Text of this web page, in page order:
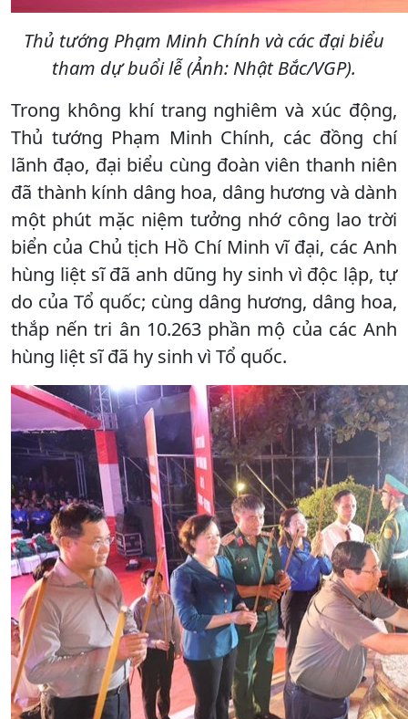
Thủ tướng Phạm Minh Chính và các đại biểu
tham dự buổi lễ (Ảnh: Nhật Bắc/VGP).
Trong không khí trang nghiêm và xúc động,
Thủ tướng Phạm Minh Chính, các đồng chí
lãnh đạo, đại biểu cùng đoàn viên thanh niên
đã thành kính dâng hoa, dâng hương và dành
một phút mặc niệm tưởng nhớ công lao trời
biển của Chủ tịch Hồ Chí Minh vĩ đại, các Anh
hùng liệt sĩ đã anh dũng hy sinh vì độc lập, tự
do của Tổ quốc; cùng dâng hương, dâng hoa,
thắp nến tri ân 10.263 phần mộ của các Anh
hùng liệt sĩ đã hy sinh vì Tổ quốc.